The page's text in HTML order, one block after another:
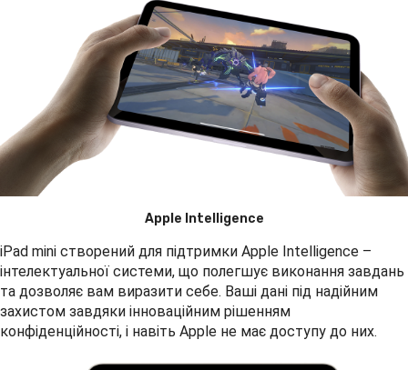
Apple Intelligence
iPad mini створений для підтримки Apple Intelligence –
інтелектуальної системи, що полегшує виконання завдань
та дозволяє вам виразити себе. Ваші дані під надійним
захистом завдяки інноваційним рішенням
конфіденційності, і навіть Apple не має доступу до них.